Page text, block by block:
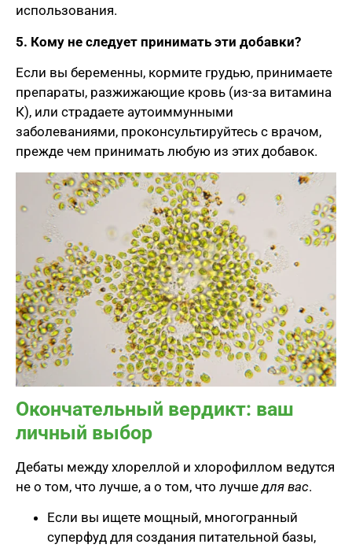
использования.
5. Кому не следует принимать эти добавки?
Если вы беременны, кормите грудью, принимаете
препараты, разжижающие кровь (из-за витамина
К), или страдаете аутоиммунными
заболеваниями, проконсультируйтесь с врачом,
прежде чем принимать любую из этих добавок.
Окончательный вердикт: ваш
личный выбор
Дебаты между хлореллой и хлорофиллом ведутся
не о том, что лучше, а о том, что лучшедля вас.
Если вы ищете мощный, многогранный
суперфуд для создания питательной базы,